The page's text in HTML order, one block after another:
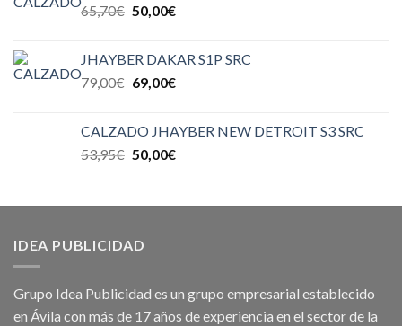
65,70€ 50,00€
JHAYBER DAKAR S1P SRC
79,00€ 69,00€
CALZADO JHAYBER NEW DETROIT S3 SRC
53,95€ 50,00€
IDEA PUBLICIDAD
Grupo Idea Publicidad es un grupo empresarial establecido
en Ávila con más de 17 años de experiencia en el sector de la